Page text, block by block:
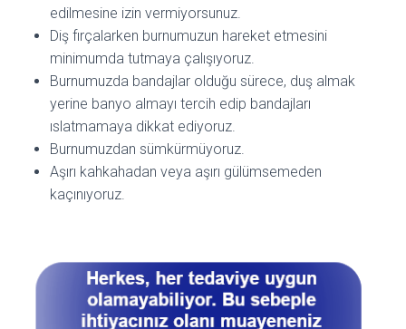
edilmesine izin vermiyorsunuz.
Diş fırçalarken burnumuzun hareket etmesini
minimumda tutmaya çalışıyoruz.
Burnumuzda bandajlar olduğu sürece, duş almak
yerine banyo almayı tercih edip bandajları
ıslatmamaya dikkat ediyoruz.
Burnumuzdan sümkürmüyoruz.
Aşırı kahkahadan veya aşırı gülümsemeden
kaçınıyoruz.